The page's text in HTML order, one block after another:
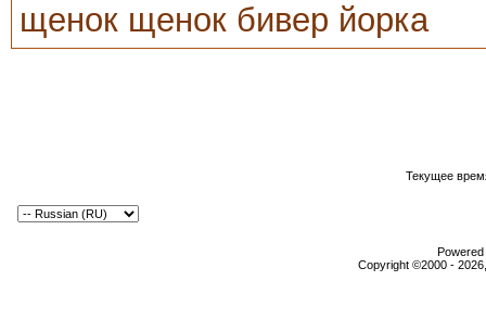
щенок щенок бивер йорка
Текущее
Copyright ©2000 -